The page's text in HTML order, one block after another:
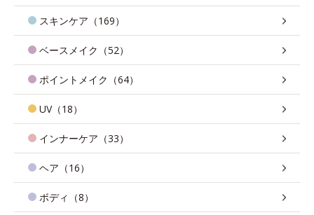
スキンケア（169）
ベースメイク（52）
ポイントメイク（64）
UV（18）
インナーケア（33）
ヘア（16）
ボディ（8）